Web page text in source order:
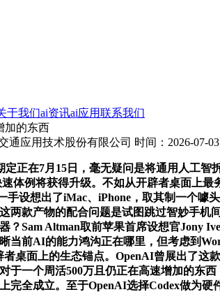
于我们ai资讯ai应用联系我们
加的东西
通应用技术股份有限公司 时间：2026-07-
在7月15日，毫无疑问是将通用人工智
体例将获得升级。不如从开辟者桌面上
手设想出了iMac、iPhone，取其制一个
两款产物的配合问题是试图跳过智妙手
？Sam Altman取前苹果首席设想官Jony
当前AI的能力鸿沟正在哪里，但考虑到
桌面上的生态锚点。OpenAI曾展出了这
于一个周活500万且仍正在高速增加的东
完全成立。至于OpenAI选择Codex做为